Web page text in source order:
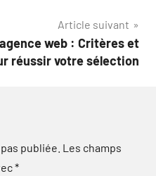
Article suivant
web : Critères et
réussir votre sélection
publiée. Les champs
*